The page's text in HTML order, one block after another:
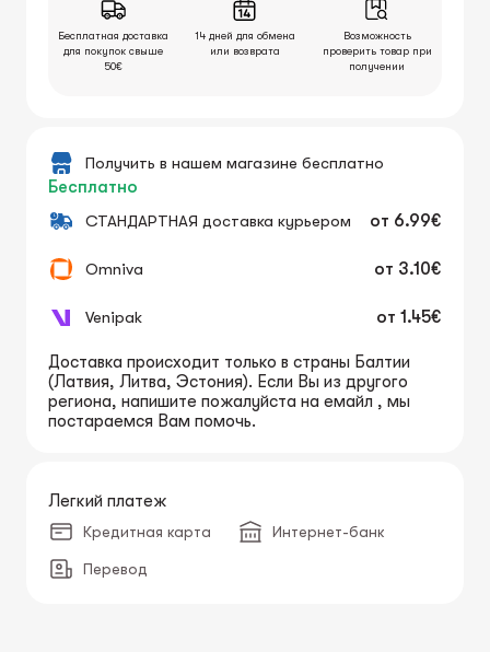
Бесплатная доставка
для покупок свыше
50€
14 дней для обмена
или возврата
Возможность
проверить товар при
получении
Получить в нашем магазине бесплатно
Бесплатно
СТАНДАРТНАЯ доставка курьером
от 6.99€
Omniva от 3.10€
Venipak от 1.45€
Доставка происходит только в страны Балтии
(Латвия, Литва, Эстония). Если Вы из другого
региона, напишите пожалуйста на емайл , мы
постараемся Вам помочь.
Легкий платеж
Кредитная карта Интернет-банк
Перевод